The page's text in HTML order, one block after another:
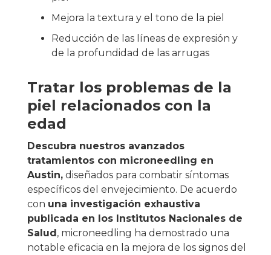
Mejora la textura y el tono de la piel
Reducción de las líneas de expresión y
de la profundidad de las arrugas
Tratar los problemas de la
piel relacionados con la
edad
Descubra nuestros avanzados
tratamientos con microneedling en
Austin, diseñados para combatir síntomas
específicos del envejecimiento. De acuerdo
con una investigación exhaustiva
publicada en los Institutos Nacionales de
Salud , microneedling ha demostrado una
notable eficacia en la mejora de los signos del